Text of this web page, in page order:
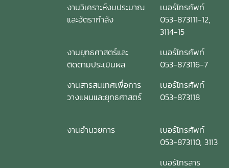
งานวิเคราะห์งบประมาณ
และอัตรากำลัง
เบอร์โทรศัพท์
053-873111-12,
3114-15
งานยุทธศาสตร์และ
ติดตามประเมินผล
เบอร์โทรศัพท์
053-873116-7
งานสารสนเทศเพื่อการ
วางแผนและยุทธศาสตร์
เบอร์โทรศัพท์
053-873118
งานอำนวยการ
เบอร์โทรศัพท์
053-873110, 3113
เบอร์โทรสาร